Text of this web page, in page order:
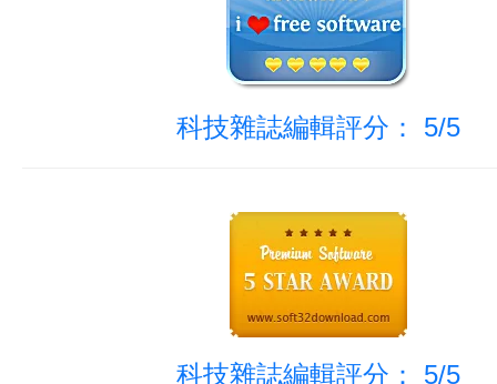
科技雜誌編輯評分： 5/5
科技雜誌編輯評分： 5/5